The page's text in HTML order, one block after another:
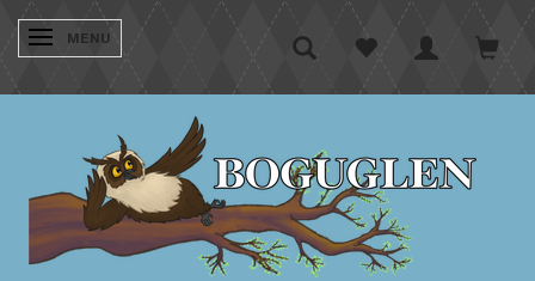
SKIFTE NAVIGATION
MENU